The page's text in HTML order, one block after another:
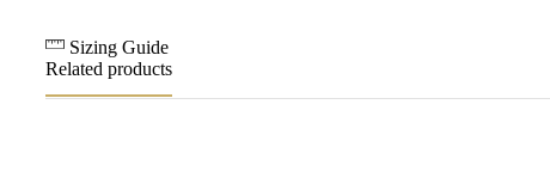
Sizing Guide
Related products